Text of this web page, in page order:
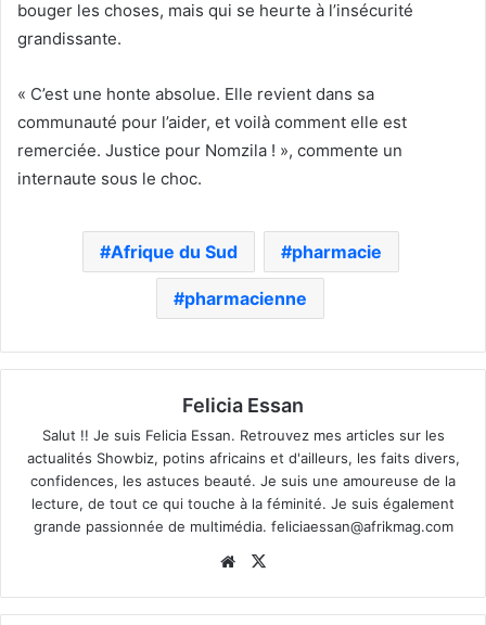
bouger les choses, mais qui se heurte à l’insécurité
grandissante.
« C’est une honte absolue. Elle revient dans sa
communauté pour l’aider, et voilà comment elle est
remerciée. Justice pour Nomzila ! », commente un
internaute sous le choc.
Afrique du Sud pharmacie
pharmacienne
Felicia Essan
Salut !! Je suis Felicia Essan. Retrouvez mes articles sur les
actualités Showbiz, potins africains et d'ailleurs, les faits divers,
confidences, les astuces beauté. Je suis une amoureuse de la
lecture, de tout ce qui touche à la féminité. Je suis également
grande passionnée de multimédia. feliciaessan@afrikmag.com
Website